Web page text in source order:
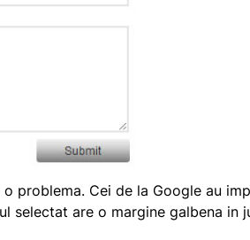
problema. Cei de la Google au
selectat are o margine galbena in